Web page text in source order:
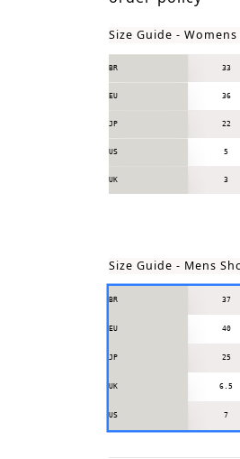
Size Guide - Womens
BR 33
EU 36
JP 22
US 5
UK 3
Size Guide - Mens
BR 37
EU 40
JP 25
UK 6.5
US 7